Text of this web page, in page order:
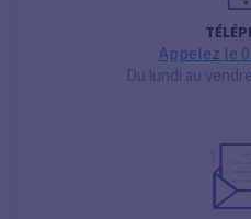
Appelez le
Du lundi au